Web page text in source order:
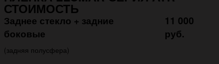
СТОИМОСТЬ
Заднее стекло + задние
боковые
11 000
руб.
(задняя полусфера)